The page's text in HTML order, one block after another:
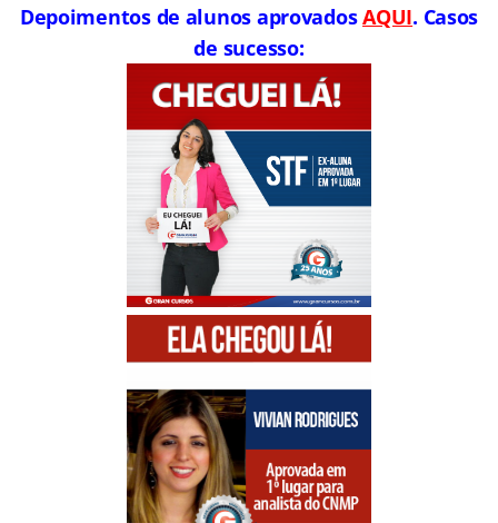
Depoimentos de alunos aprovadosAQUI. Casos
de sucesso: